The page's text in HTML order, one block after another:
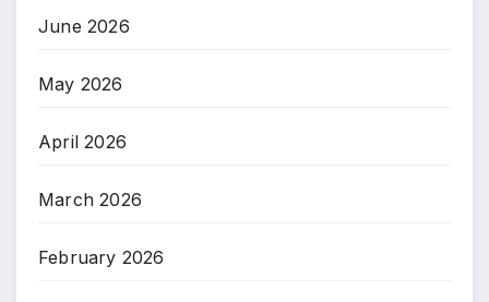
June 2026
May 2026
April 2026
March 2026
February 2026